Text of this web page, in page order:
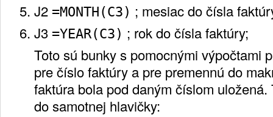
J2 =MONTH(C3) ; mesiac do čísla
J3 =YEAR(C3) ; rok do čísla faktúry;
Toto sú bunky s pomocnými výpočtami
pre číslo faktúry a pre premennú do
faktúra bola pod daným číslom
do samotnej hlavičky: